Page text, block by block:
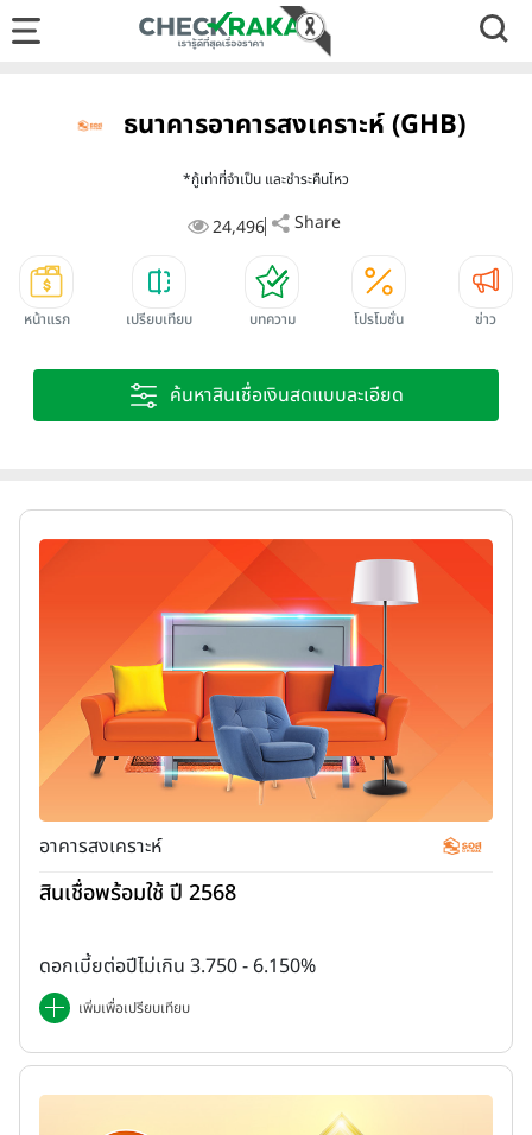
ธนาคารอาคารสงเคราะห์ (GHB)
*กู้เท่าที่จำเป็น และชำระคืนไหว
24,496 Share
หน้าแรก เปรียบเทียบ บทความ โปรโมชั่น ข่าว
ค้นหาสินเชื่อเงินสดแบบละเอียด
อาคารสงเคราะห์
สินเชื่อพร้อมใช้ ปี 2568
ดอกเบี้ยต่อปีไม่เกิน 3.750 - 6.150%
เพิ่มเพื่อเปรียบเทียบ